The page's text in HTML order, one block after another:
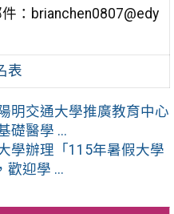
：brianchen0807@edy
表
明交通大學推廣教育中心
礎醫學 ...
學辦理「115年暑假大學
歡迎學 ...